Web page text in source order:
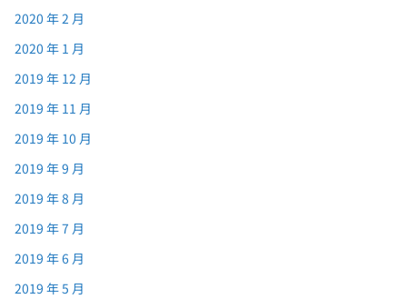
2020 年 2 月
2020 年 1 月
2019 年 12 月
2019 年 11 月
2019 年 10 月
2019 年 9 月
2019 年 8 月
2019 年 7 月
2019 年 6 月
2019 年 5 月